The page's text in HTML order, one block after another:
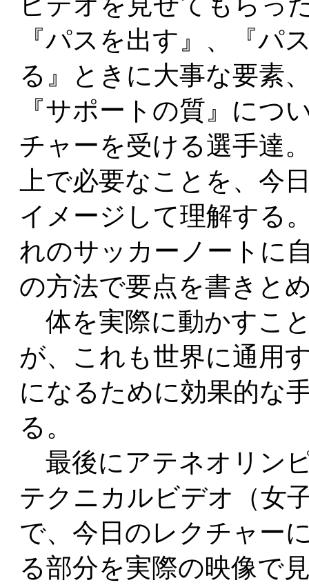
『パスを出す』、『パ
る』ときに大事な要素
『サポートの質』につ
チャーを受ける選手達
上で必要なことを、今
イメージして理解する
れのサッカーノートに
の方法で要点を書きと
体を実際に動かすこ
が、これも世界に通用
になるために効果的な
る。
最後にアテネオリン
テクニカルビデオ（女
で、今日のレクチャー
る部分を実際の映像で